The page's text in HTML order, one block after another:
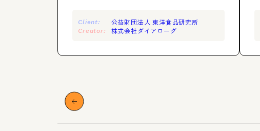
Client: 公益財団法人 東洋食品研究所
Creator: 株式会社ダイアローグ